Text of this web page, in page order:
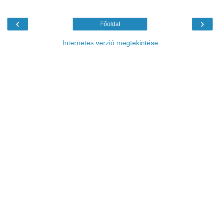
‹ ›
Főoldal
Internetes verzió megtekintése